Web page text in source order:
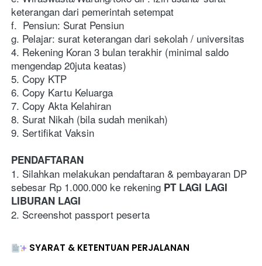
keterangan dari pemerintah setempat
f.  Pensiun: Surat Pensiun
g. Pelajar: surat keterangan dari sekolah / universitas
4. Rekening Koran 3 bulan terakhir (minimal saldo
mengendap 20juta keatas)
5. Copy KTP
6. Copy Kartu Keluarga
7. Copy Akta Kelahiran
8. Surat Nikah (bila sudah menikah)
9. Sertifikat Vaksin
PENDAFTARAN
1. Silahkan melakukan pendaftaran & pembayaran DP
sebesar Rp 1.000.000 ke rekening PT LAGI LAGI
LIBURAN LAGI
2. Screenshot passport peserta
SYARAT & KETENTUAN PERJALANAN